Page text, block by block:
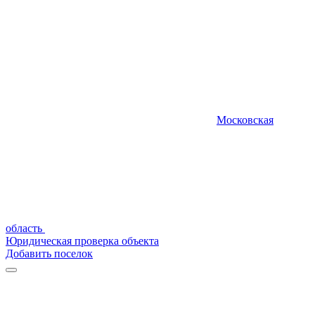
Московская
область
Юридическая проверка объекта
Добавить поселок